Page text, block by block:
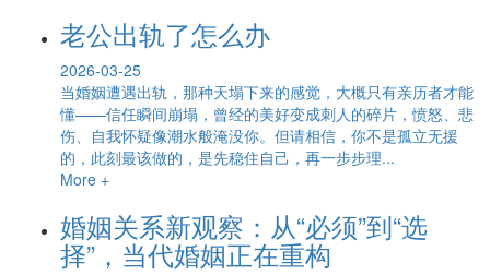
老公出轨了怎么办
2026-03-25
当婚姻遭遇出轨，那种天塌下来的感觉，大概只有亲历者才能
懂——信任瞬间崩塌，曾经的美好变成刺人的碎片，愤怒、悲
伤、自我怀疑像潮水般淹没你。但请相信，你不是孤立无援
的，此刻最该做的，是先稳住自己，再一步步理...
More +
婚姻关系新观察：从“必须”到“选
择”，当代婚姻正在重构